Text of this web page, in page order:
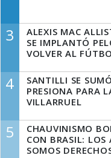
3
ALEXIS MAC
SE IMPLANTÓ
VOLVER AL
4
SANTILLI SE
PRESIONA PARA
VILLARRUEL
5
CHAUVINISMO
CON BRASIL: LOS
SOMOS